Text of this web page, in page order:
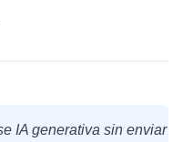
IA generativa sin enviar